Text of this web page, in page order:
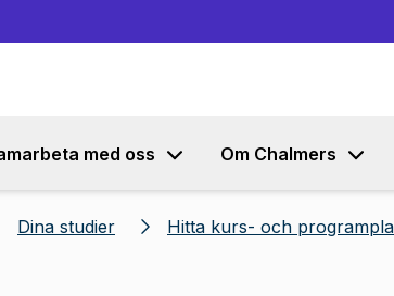
med oss Om Chalmers
Dina studier Hitta kurs- och